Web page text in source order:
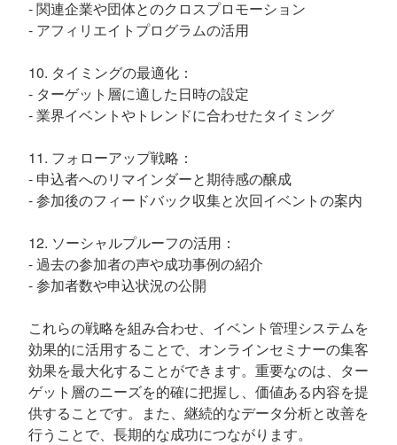
- 関連企業や団体とのクロスプロモーション
- アフィリエイトプログラムの活用
10. タイミングの最適化：
- ターゲット層に適した日時の設定
- 業界イベントやトレンドに合わせたタイミング
11. フォローアップ戦略：
- 申込者へのリマインダーと期待感の醸成
- 参加後のフィードバック収集と次回イベントの案内
12. ソーシャルプルーフの活用：
- 過去の参加者の声や成功事例の紹介
- 参加者数や申込状況の公開
これらの戦略を組み合わせ、イベント管理システムを
効果的に活用することで、オンラインセミナーの集客
効果を最大化することができます。重要なのは、ター
ゲット層のニーズを的確に把握し、価値ある内容を提
供することです。また、継続的なデータ分析と改善を
行うことで、長期的な成功につながります。